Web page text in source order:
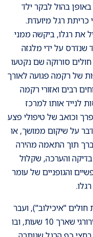
בהול לבקר ילד
כריתת רגל מיועדת.
את רגלו, ביקשה ממני
16:00 פגשתי ילד שנדרס על ידי מלגזה
סורוקה שם נקטעו
של רקמה פגועה לאורך
רבים ואזורי רקמה
לנייד אותו למרכז
וכואב של טיפולי פצע
על שיקום ממושך, או
תוך התאמה מהירה
והערכה, שקלול
והגופניים של עומר
"איכילוב"), ועבר
לאחר כחודש של טיפולים ניתוח מיקרוכירורגי שארך 10 שעות, ובו